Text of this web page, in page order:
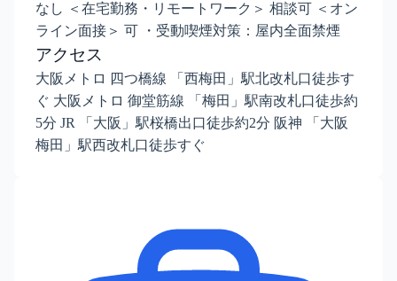
なし ＜在宅勤務・リモートワーク＞ 相談可 ＜オン
ライン面接＞ 可 ・受動喫煙対策：屋内全面禁煙
アクセス
大阪メトロ 四つ橋線 「西梅田」駅北改札口徒歩す
ぐ 大阪メトロ 御堂筋線 「梅田」駅南改札口徒歩約
5分 JR 「大阪」駅桜橋出口徒歩約2分 阪神 「大阪
梅田」駅西改札口徒歩すぐ